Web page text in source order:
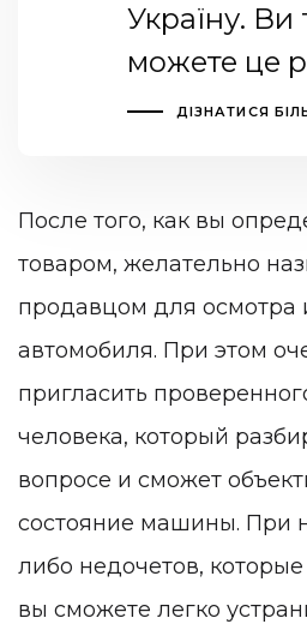
Україну. Ви
можете це
ДІЗНАТИСЯ
После того, как вы
товаром, желательно
продавцом для осмотра и
автомобиля. При этом
пригласить
человека, который
вопросе и сможет
состояние машины. При
либо недочетов,
вы сможете легко